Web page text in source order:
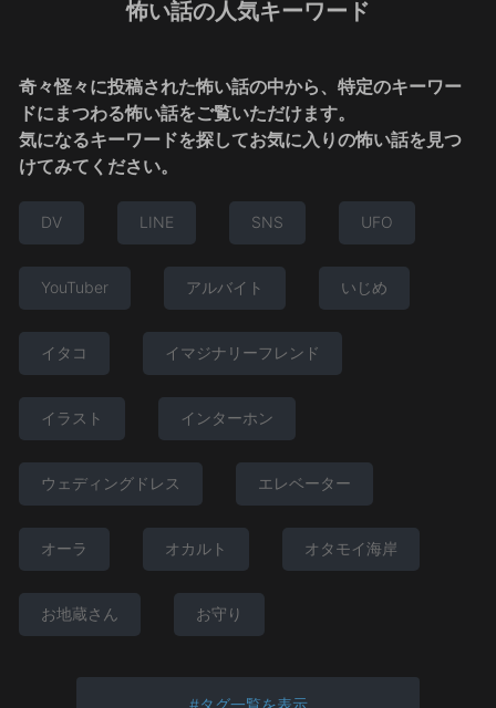
怖い話の人気キーワード
奇々怪々に投稿された怖い話の中から、特定のキーワー
ドにまつわる怖い話をご覧いただけます。
気になるキーワードを探してお気に入りの怖い話を見つ
けてみてください。
DV LINE SNS UFO
YouTuber アルバイト いじめ
イタコ イマジナリーフレンド
イラスト インターホン
ウェディングドレス エレベーター
オーラ オカルト オタモイ海岸
お地蔵さん お守り
タグ一覧を表示